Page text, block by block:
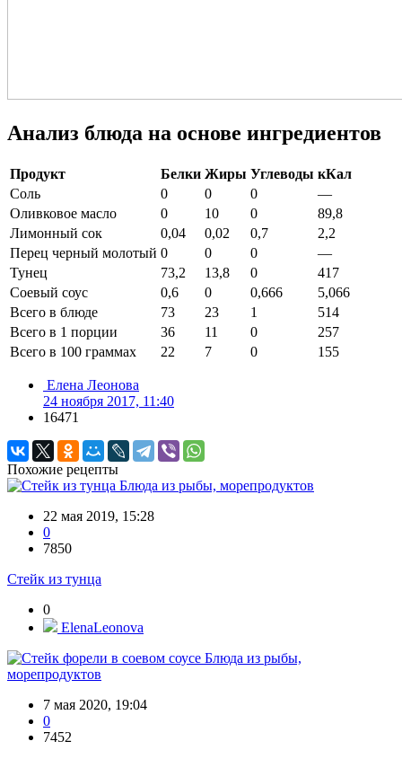
Анализ блюда на основе ингредиентов
Продукт Белки Жиры Углеводы кКал
Соль
0 0 0
—
Оливковое масло
0 10 0
89,8
Лимонный сок
0,04 0,02 0,7
2,2
Перец черный молотый 0 0 0
—
Тунец
73,2 13,8 0
417
Соевый соус
0,6 0 0,666
5,066
Всего в блюде
73 23 1
514
Всего в 1 порции
36 11 0
257
Всего в 100 граммах
22 7 0 155
Елена Леонова
24 ноября 2017, 11:40
16471
Похожие рецепты
Блюда из рыбы, морепродуктов
22 мая 2019, 15:28
0
7850
Стейк из тунца
0
ElenaLeonova
Блюда из рыбы,
морепродуктов
7 мая 2020, 19:04
0
7452